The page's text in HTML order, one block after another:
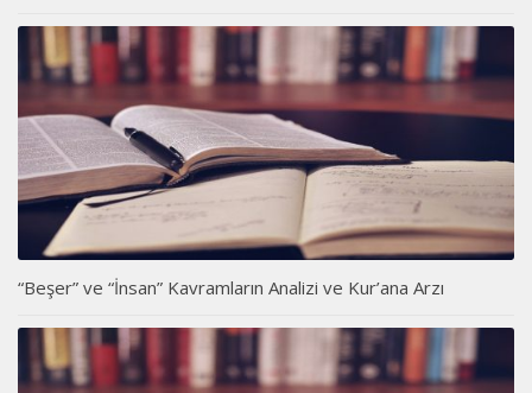
“Beşer” ve “İnsan” Kavramların Analizi ve Kur’ana Arzı